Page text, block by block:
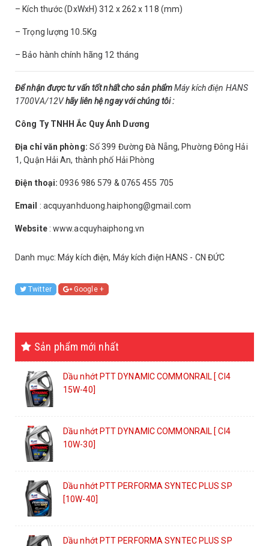
– Kích thước (DxWxH) 312 x 262 x 118 (mm)
– Trọng lượng 10.5Kg
– Bảo hành chính hãng 12 tháng
Để nhận được tư vấn tốt nhất cho sản phẩmMáy kích điện HANS
1700VA/12Vhãy liên hệ ngay với chúng tôi :
Công Ty TNHH Ắc Quy Ánh Dương
Địa chỉ văn phòng: Số 399 Đường Đà Nẵng, Phường Đông Hải
1, Quận Hải An, thành phố Hải Phòng
Điện thoại:0936 986 579 & 0765 455 705
Email : acquyanhduong.haiphong@gmail.com
Website:www.acquyhaiphong.vn
Danh mục: Máy kích điện, Máy kích điện HANS - CN ĐỨC
Twitter Google +
Sản phẩm mới nhất
Dầu nhớt PTT DYNAMIC COMMONRAIL [ CI4
15W-40]
Dầu nhớt PTT DYNAMIC COMMONRAIL [ CI4
10W-30]
Dầu nhớt PTT PERFORMA SYNTEC PLUS SP
[10W-40]
Dầu nhớt PTT PERFORMA SYNTEC PLUS SP